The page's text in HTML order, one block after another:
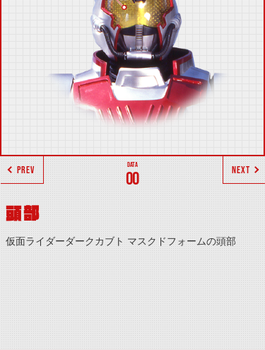
00
PREV NEXT
頭部
仮面ライダーダークカブト マスクドフォームの頭部